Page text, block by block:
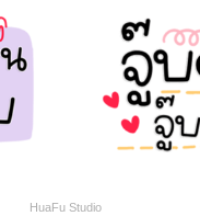
HuaFu Studio